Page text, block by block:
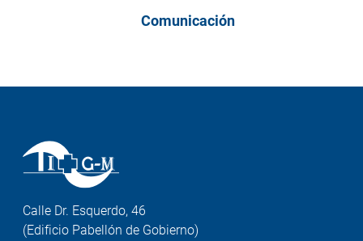
Comunicación
Calle Dr. Esquerdo, 46
(Edificio Pabellón de Gobierno)